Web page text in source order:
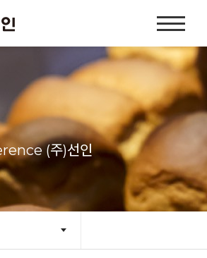
홈
이
지
네
비
게
이
(주)선인